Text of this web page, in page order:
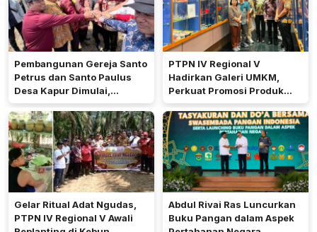
Pembangunan Gereja Santo
Petrus dan Santo Paulus
Desa Kapur Dimulai,
Pemkab Kubu Raya Siapkan
Akses Jalan
PTPN IV Regional V
Hadirkan Galeri UMKM,
Perkuat Promosi Produk
Mitra Binaan Melalui Inovasi
Digital
Gelar Ritual Adat Ngudas,
PTPN IV Regional V Awali
Abdul Rivai Ras Luncurkan
Buku Pangan dalam Aspek